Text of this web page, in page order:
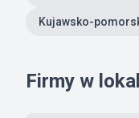
Kujawsko-
Firmy w